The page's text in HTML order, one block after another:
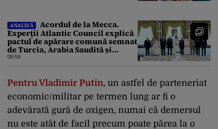
ANALIZĂ
Acordul de la Mecca.
Experții Atlantic Council explică
pactul de apărare comună semnat
de Turcia, Arabia Saudită și
Pakistan
08:59
Pentru Vladimir Putin, un astfel de parteneriat
economic/militar pe termen lung ar fi o
adevărată gură de oxigen, numai că demersul
nu este atât de facil precum poate părea la o